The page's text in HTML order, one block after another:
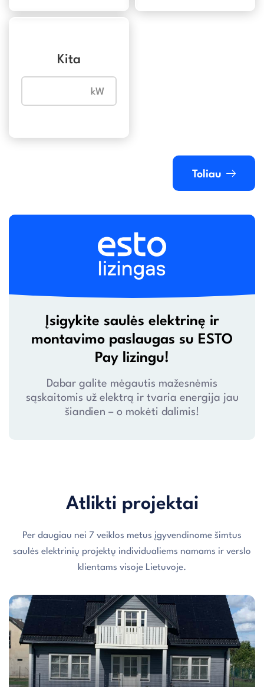
Kita
Toliau
Įsigykite saulės elektrinę ir
montavimo paslaugas su ESTO
Pay lizingu!
Dabar galite mėgautis mažesnėmis
sąskaitomis už elektrą ir tvaria energija jau
šiandien – o mokėti dalimis!
Atlikti projektai
Per daugiau nei 7 veiklos metus įgyvendinome šimtus
saulės elektrinių projektų individualiems namams ir verslo
klientams visoje Lietuvoje.